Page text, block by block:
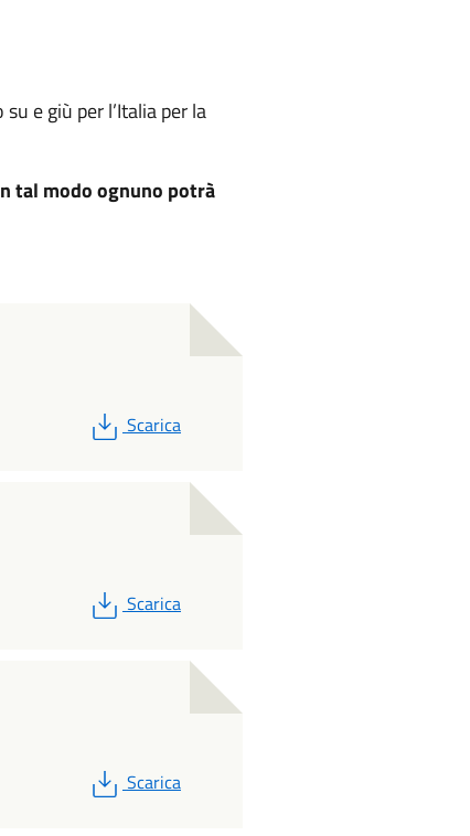
e giù per l’Italia per la
tal modo ognuno potrà
PDF
Scarica
PDF
Scarica
PDF
Scarica